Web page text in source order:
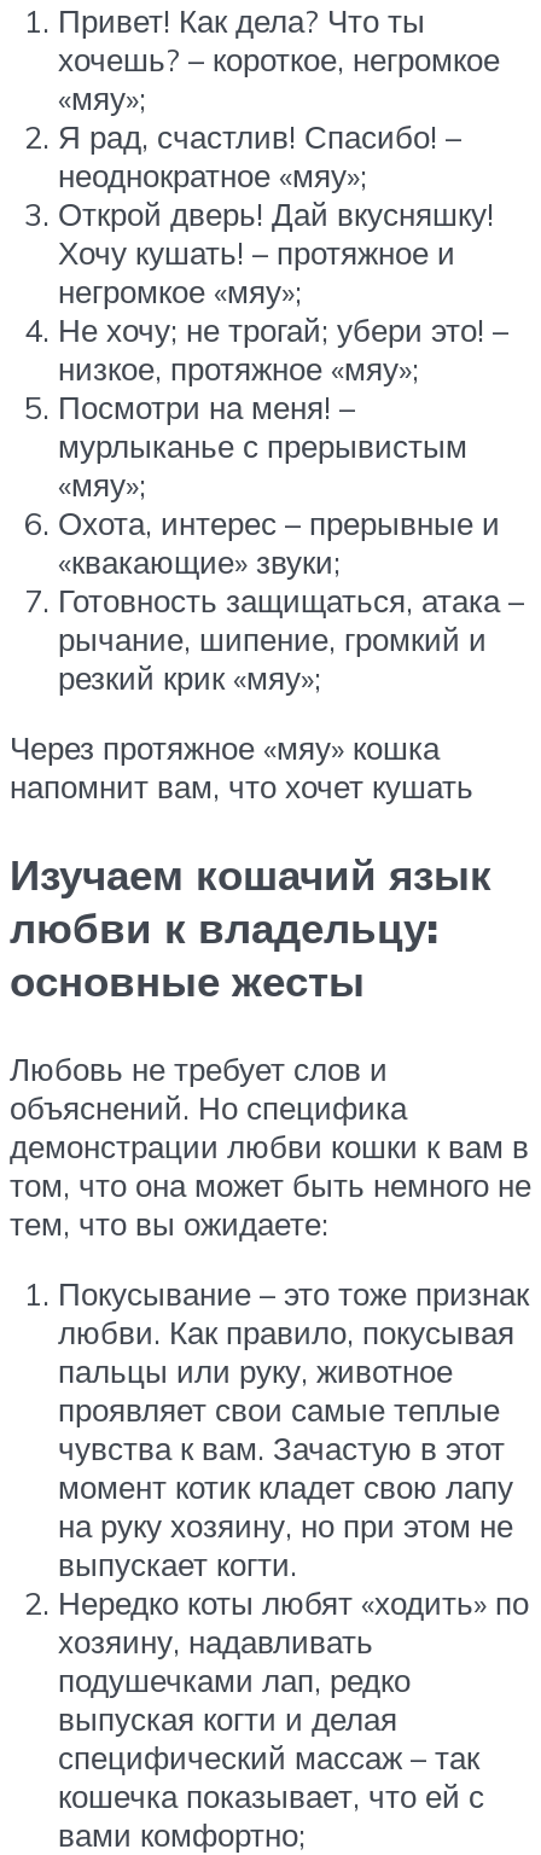
Привет! Как дела? Что ты
хочешь? – короткое, негромкое
«мяу»;
Я рад, счастлив! Спасибо! –
неоднократное «мяу»;
Открой дверь! Дай вкусняшку!
Хочу кушать! – протяжное и
негромкое «мяу»;
Не хочу; не трогай; убери это! –
низкое, протяжное «мяу»;
Посмотри на меня! –
мурлыканье с прерывистым
«мяу»;
Охота, интерес – прерывные и
«квакающие» звуки;
Готовность защищаться, атака –
рычание, шипение, громкий и
резкий крик «мяу»;
Через протяжное «мяу» кошка
напомнит вам, что хочет кушать
Изучаем кошачий язык
любви к владельцу:
основные жесты
Любовь не требует слов и
объяснений. Но специфика
демонстрации любви кошки к вам в
том, что она может быть немного не
тем, что вы ожидаете:
Покусывание – это тоже признак
любви. Как правило, покусывая
пальцы или руку, животное
проявляет свои самые теплые
чувства к вам. Зачастую в этот
момент котик кладет свою лапу
на руку хозяину, но при этом не
выпускает когти.
Нередко коты любят «ходить» по
хозяину, надавливать
подушечками лап, редко
выпуская когти и делая
специфический массаж – так
кошечка показывает, что ей с
вами комфортно;